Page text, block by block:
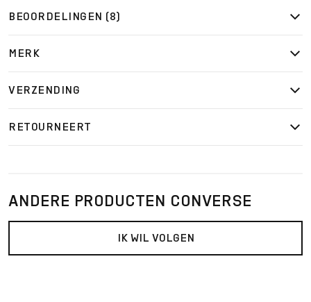
BEOORDELINGEN (8)
MERK
VERZENDING
RETOURNEERT
ANDERE PRODUCTEN CONVERSE
IK WIL VOLGEN